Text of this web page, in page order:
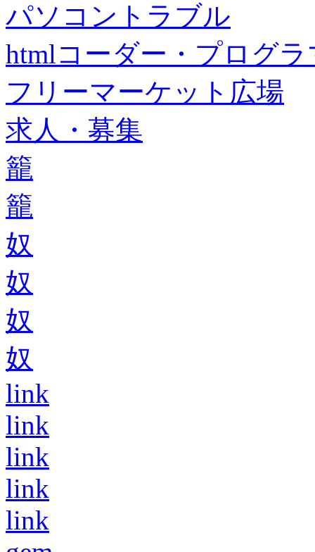
パソコントラブル
htmlコーダー・プログラ
フリーマーケット広場
求人・募集
籠
籠
奴
奴
奴
奴
link
link
link
link
link